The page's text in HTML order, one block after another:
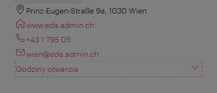
Prinz-Eugen-Straße 9a, 1030 Wien
www.eda.admin.ch
+43 1 795 05
wien@eda.admin.ch
Godziny otwarcia